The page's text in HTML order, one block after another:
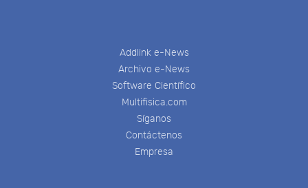
Addlink e-News
Archivo e-News
Software Científico
Multifisica.com
Síganos
Contáctenos
Empresa